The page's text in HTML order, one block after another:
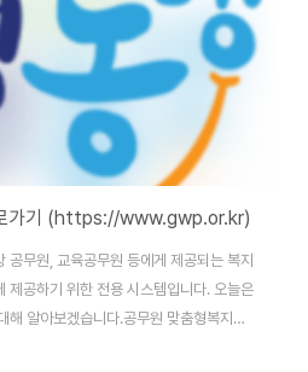
다.주요 ..
가기 (https://www.gwp.or.kr)
공무원, 교육공무원 등에게 제공되는 복지
제공하기 위한 전용 시스템입니다. 오늘은
해 알아보겠습니다.공무원 맞춤형복지포
wus/cmmn/lgn/login.jdo 공무원